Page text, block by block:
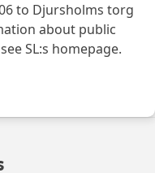
to Djursholms torg
about public
SL:s homepage.